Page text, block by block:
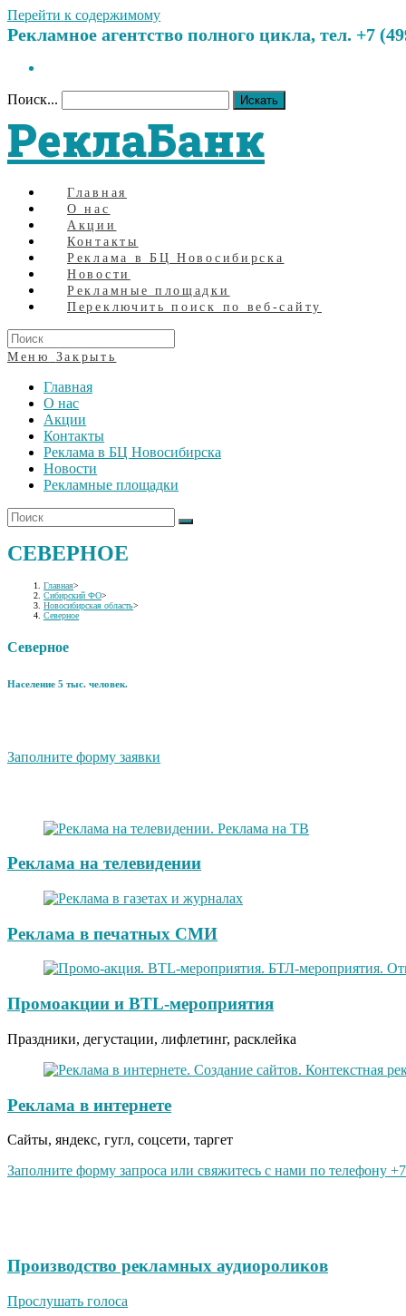
Перейти к содержимому
Рекламное агентство полного цикла, тел. +7
Поиск... Искать
РеклаБанк
Главная
О нас
Акции
Контакты
Реклама в БЦ Новосибирска
Новости
Рекламные площадки
Переключить поиск по веб-сайту
Меню Закрыть
Главная
О нас
Акции
Контакты
Реклама в БЦ Новосибирска
Новости
Рекламные площадки
СЕВЕРНОЕ
Главная>
Сибирский ФО>
Новосибирская область>
Северное
Северное
Население 5 тыс. человек.
Заполните форму заявки
Реклама на телевидении
Реклама в печатных СМИ
Промоакции и BTL-мероприятия
Праздники, дегустации, лифлетинг, расклейка
Реклама в интернете
Сайты, яндекс, гугл, соцсети, таргет
Заполните форму запроса или свяжитесь с нами по телефону
Производство рекламных аудиороликов
Прослушать голоса